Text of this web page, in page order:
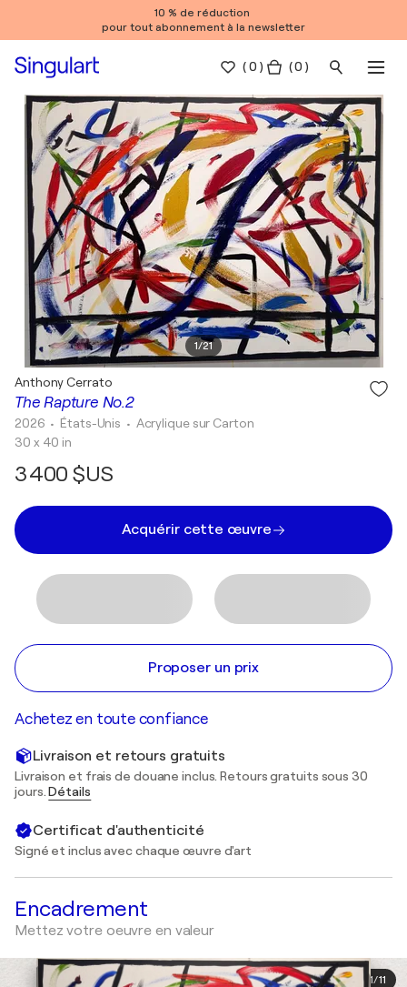
10 % de réduction
pour tout abonnement à la newsletter
(0 ) ( 0 )
1/21
The Rapture No.2
Anthony Cerrato
2026 • États-Unis • Acrylique sur Carton
30 x 40 in
3 400 $US
Acquérir cette œuvre
Proposer un prix
Achetez en toute confiance
Livraison et retours gratuits
Livraison et frais de douane inclus. Retours gratuits sous 30
jours.Détails
Certificat d'authenticité
Signé et inclus avec chaque œuvre d'art
Encadrement
Mettez votre oeuvre en valeur
1/11